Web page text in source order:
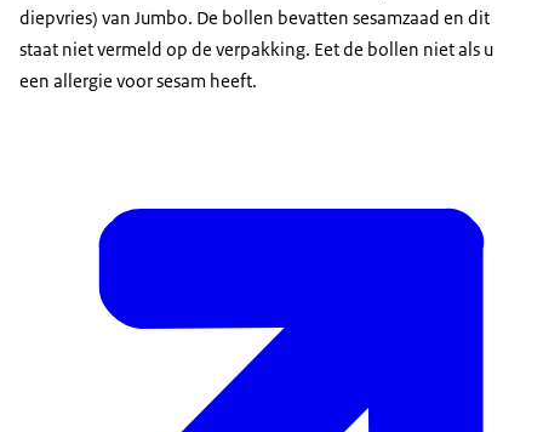
diepvries) van Jumbo. De bollen bevatten sesamzaad en dit
staat niet vermeld op de verpakking. Eet de bollen niet als u
een allergie voor sesam heeft.